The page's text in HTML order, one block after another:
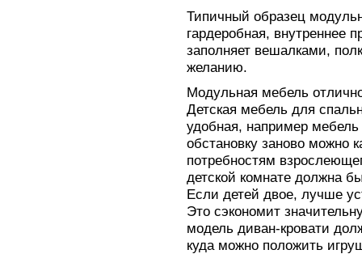
Типичный образец
гардеробная, внутреннее
заполняет вешалками,
желанию.
Модульная мебель
Детская мебель для
удобная, например
обстановку заново можно
потребностям
детской комнате должна
Если детей двое, лучше
Это сэкономит
модель диван-кровати
куда можно положить